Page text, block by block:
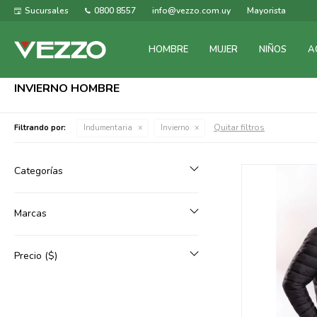
HOMBRE MUJER NIÑOS
Sucursales 0800 8557 info@vezzo.com.uy Mayorista
INVIERNO HOMBRE
Filtrando por: Indumentaria Invierno Quitar filtros
Categorías
Marcas
Precio ($)